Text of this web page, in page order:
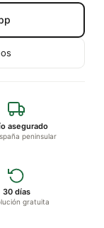
asegurado
peninsular
30 días
gratuita